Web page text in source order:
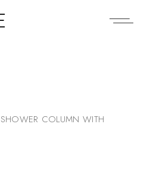
SHOWER COLUMN WITH